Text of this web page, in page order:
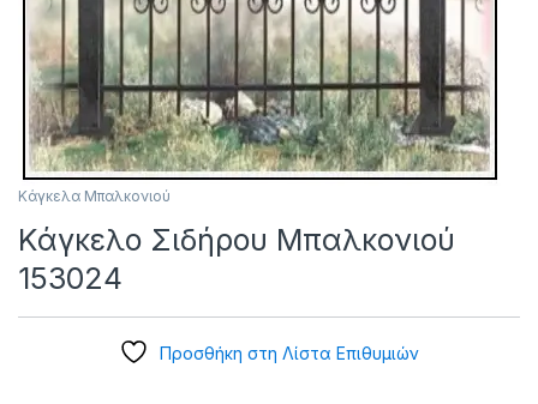
Κάγκελα Μπαλκονιού
Κάγκελο Σιδήρου Μπαλκονιού
153024
Προσθήκη στη Λίστα Επιθυμιών